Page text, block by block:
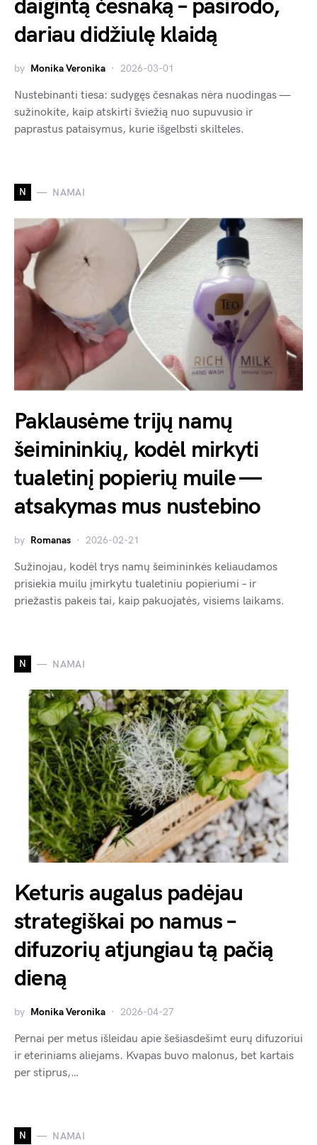
daigintą česnaką – pasirodo,
dariau didžiulę klaidą
by Monika Veronika 2026-03-01
Nustebinanti tiesa: sudygęs česnakas nėra nuodingas —
sužinokite, kaip atskirti šviežią nuo supuvusio ir
paprastus pataisymus, kurie išgelbsti skilteles.
N NAMAI
Paklausėme trijų namų
šeimininkių, kodėl mirkyti
tualetinį popierių muile —
atsakymas mus nustebino
by Romanas 2026-02-21
Sužinojau, kodėl trys namų šeimininkės keliaudamos
prisiekia muilu įmirkytu tualetiniu popieriumi – ir
priežastis pakeis tai, kaip pakuojatės, visiems laikams.
N NAMAI
Keturis augalus padėjau
strategiškai po namus –
difuzorių atjungiau tą pačią
dieną
by Monika Veronika 2026-04-27
Pernai per metus išleidau apie šešiasdešimt eurų difuzoriui
ir eteriniams aliejams. Kvapas buvo malonus, bet kartais
per stiprus,…
N NAMAI